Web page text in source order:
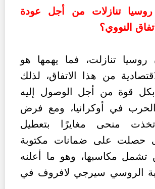
تنازلات من أجل عودة
النووي؟
روسيا تنازلت، فما يهمها هو
من هذا الاتفاق، لذلك
قوة من أجل الوصول إليه
الحرب في أوكرانيا، ومع فرض
منحى مغايرًا بتعطيل
حصلت على ضمانات مكتوبة
مكاسبها، وهو ما أعلنه
الروسي سيرجي لافروف في